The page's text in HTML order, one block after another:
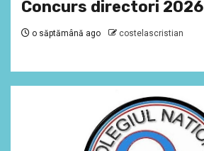
Concurs directori 2026
o săptămână ago costelascristian